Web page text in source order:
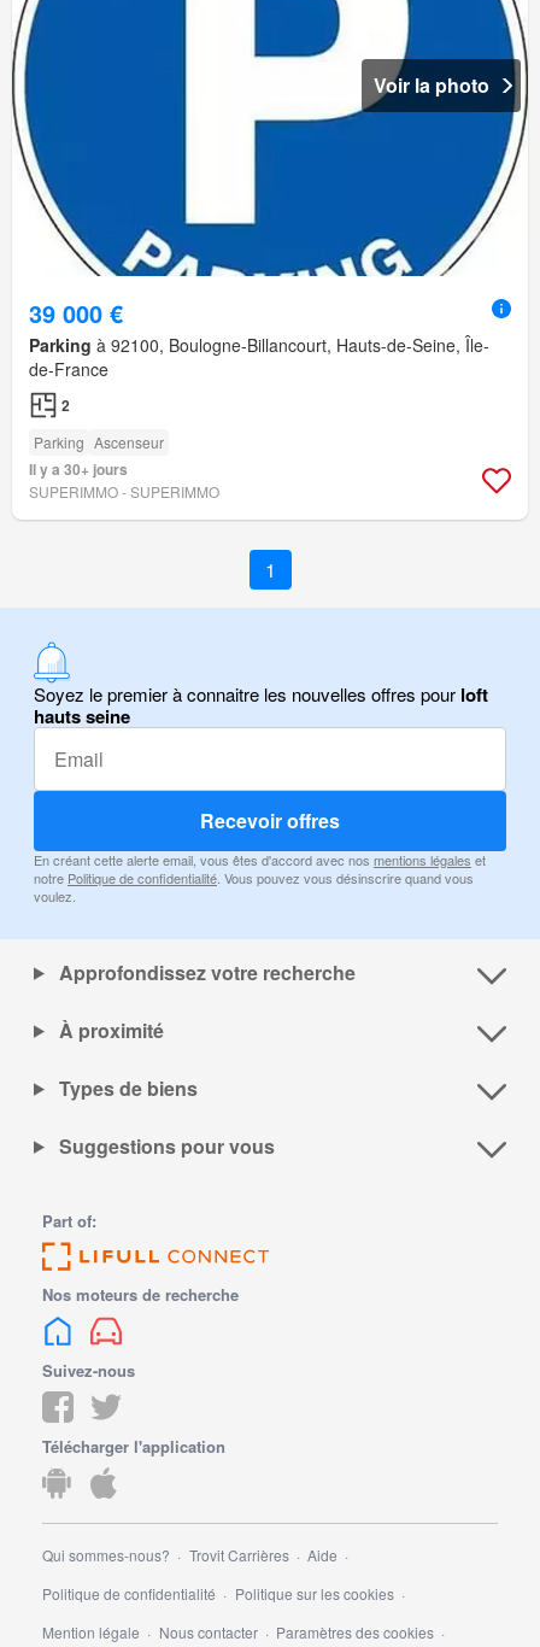
Voir la photo
39 000 €
Parking à 92100, Boulogne-Billancourt, Hauts-de-Seine, Île-
de-France
2
Parking Ascenseur
Il y a 30+ jours
SUPERIMMO - SUPERIMMO
1
Soyez le premier à connaitre les nouvelles offres pour loft
hauts seine
Recevoir offres
En créant cette alerte email, vous êtes d'accord avec nos mentions légales et
notre Politique de confidentialité . Vous pouvez vous désinscrire quand vous
voulez.
Approfondissez votre recherche
À proximité
Types de biens
Suggestions pour vous
Part of:
Nos moteurs de recherche
Suivez-nous
Télécharger l'application
Qui sommes-nous? Trovit Carrières
Aide
Politique de confidentialité
Politique sur les cookies
Mention légale
Nous contacter Paramètres des cookies